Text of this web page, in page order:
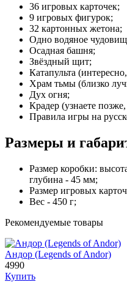
36 игровых карточек;
9 игровых фигурок;
32 картонных жетона;
Одно водяное
Осадная башня;
Звёздный щит;
Катапульта
Храм тьмы (близко
Дух огня;
Крадер (узнаете
Правила игры на
Размеры и
Размер коробки:
глубина - 45 мм;
Размер игровых
Вес - 450 г;
Рекомендуемые товары
Андор (Legends of Andor)
4990
Купить